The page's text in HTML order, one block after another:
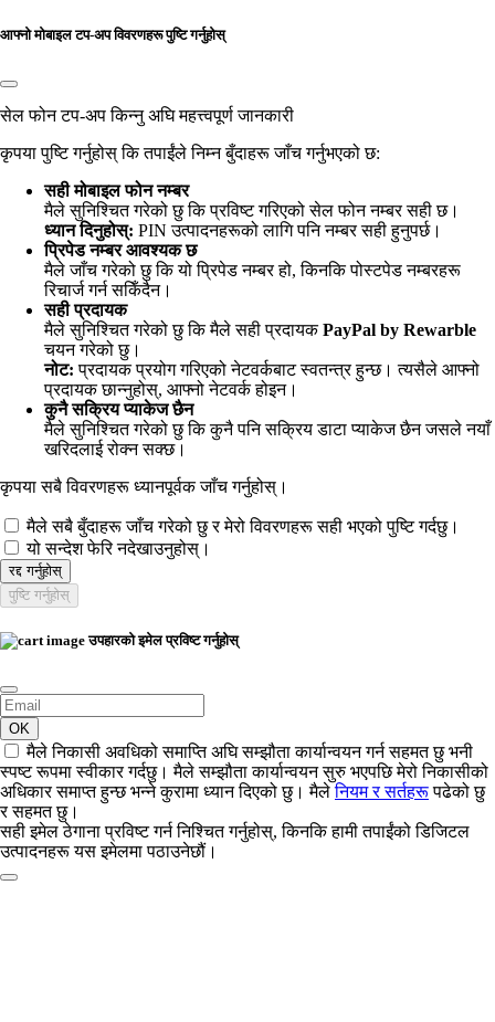
आफ्नो मोबाइल टप-अप विवरणहरू पुष्टि गर्नुहोस्
सेल फोन टप-अप किन्नु अघि महत्त्वपूर्ण जानकारी
कृपया पुष्टि गर्नुहोस् कि तपाईंले निम्न बुँदाहरू जाँच गर्नुभएको छ:
सही मोबाइल फोन नम्बर
मैले सुनिश्चित गरेको छु कि प्रविष्ट गरिएकोसेल फोन नम्बर सही छ।
ध्यान दिनुहोस्: PIN उत्पादनहरूको लागि पनि नम्बर सही हुनुपर्छ।
प्रिपेड नम्बर आवश्यक छ
मैले जाँच गरेको छु कि यो प्रिपेड नम्बर हो, किनकि पोस्टपेड नम्बरहरू
रिचार्ज गर्न सकिँदैन।
सही प्रदायक
मैले सुनिश्चित गरेको छु कि मैले सही प्रदायकPayPal by Rewarble
चयन गरेको छु।
नोट: प्रदायक प्रयोग गरिएको नेटवर्कबाट स्वतन्त्र हुन्छ। त्यसैले आफ्नो
प्रदायक छान्नुहोस्, आफ्नो नेटवर्क होइन।
कुनै सक्रिय प्याकेज छैन
मैले सुनिश्चित गरेको छु कि कुनै पनि सक्रिय डाटा प्याकेज छैन जसले नयाँ
खरिदलाई रोक्न सक्छ।
कृपया सबै विवरणहरू ध्यानपूर्वक जाँच गर्नुहोस्।
मैले सबै बुँदाहरू जाँच गरेको छु र मेरो विवरणहरू सही भएको पुष्टि गर्दछु।
यो सन्देश फेरि नदेखाउनुहोस्।
रद्द गर्नुहोस्
पुष्टि गर्नुहोस्
उपहारको इमेल प्रविष्ट गर्नुहोस्
OK
मैले निकासी अवधिको समाप्ति अघि सम्झौता कार्यान्वयन गर्न सहमत छु भनी
स्पष्ट रूपमा स्वीकार गर्दछु। मैले सम्झौता कार्यान्वयन सुरु भएपछि मेरो निकासीको
अधिकार समाप्त हुन्छ भन्ने कुरामा ध्यान दिएको छु। मैलेनियम र सर्तहरूपढेको छु
र सहमत छु।
सही इमेल ठेगाना प्रविष्ट गर्न निश्चित गर्नुहोस्, किनकि हामी तपाईंको डिजिटल
उत्पादनहरू यस इमेलमा पठाउनेछौं।